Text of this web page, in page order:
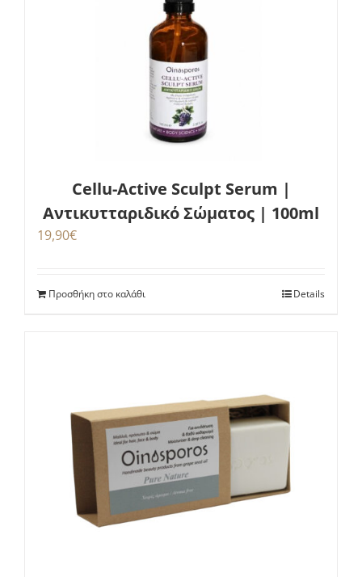
Cellu-Active Sculpt Serum |
Αντικυτταριδικό Σώματος | 100ml
19,90€
Προσθήκη στο καλάθι Details